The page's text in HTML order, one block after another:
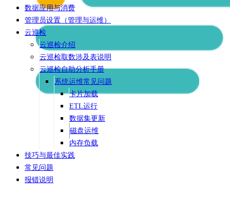
数据应用与消费
管理员设置（管理与运维）
云巡检
云巡检介绍
云巡检取数涉及表说明
云巡检自助分析手册
系统运维常见问题
卡片加载
ETL运行
数据集更新
磁盘运维
内存负载
技巧与最佳实践
常见问题
报错说明